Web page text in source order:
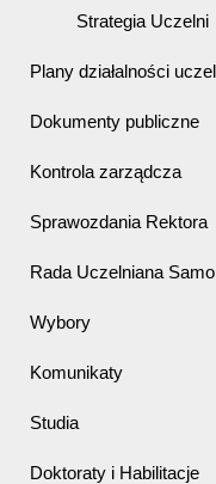
Strategia Uczelni
Plany działalności
Dokumenty publiczne
Kontrola zarządcza
Sprawozdania Rektora
Rada Uczelniana
Wybory
Komunikaty
Studia
Doktoraty i Habilitacje